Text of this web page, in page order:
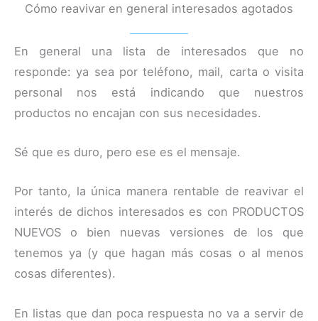
Cómo reavivar en general interesados agotados
En general una lista de interesados que no
responde: ya sea por teléfono, mail, carta o visita
personal nos está indicando que nuestros
productos no encajan con sus necesidades.
Sé que es duro, pero ese es el mensaje.
Por tanto, la única manera rentable de reavivar el
interés de dichos interesados es con PRODUCTOS
NUEVOS o bien nuevas versiones de los que
tenemos ya (y que hagan más cosas o al menos
cosas diferentes).
En listas que dan poca respuesta no va a servir de